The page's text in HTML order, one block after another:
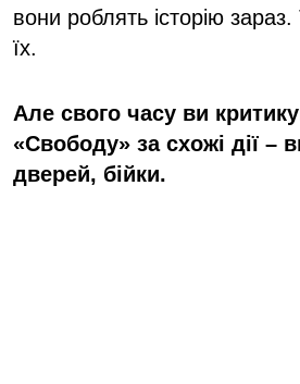
вони роблять історію
їх.
Але свого часу ви
«Свободу» за схожі дії –
дверей, бійки.